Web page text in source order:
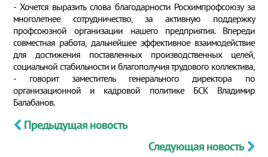
- Хочется выразить слова благодарности Росхимпрофсоюзу за
многолетнее сотрудничество, за активную поддержку
профсоюзной организации нашего предприятия. Впереди
совместная работа, дальнейшее эффективное взаимодействие
для достижения поставленных производственных целей,
социальной стабильности и благополучия трудового коллектива,
- говорит заместитель генерального директора по
организационной и кадровой политике БСК Владимир
Балабанов.
Предыдущая новость
Следующая новость